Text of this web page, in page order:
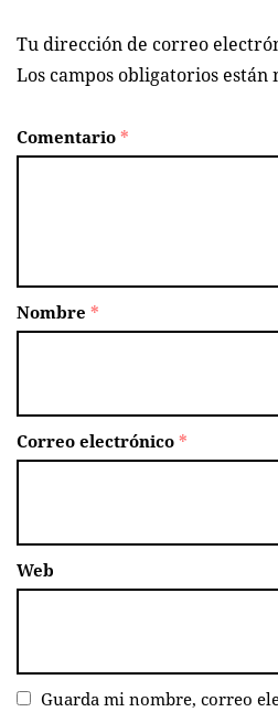
Tu dirección de correo
Los campos obligatorios están
Comentario *
Nombre *
Correo electrónico *
Web
Guarda mi nombre, correo